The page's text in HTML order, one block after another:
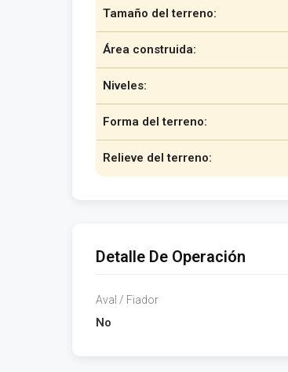
Tamaño del terreno:
Área construida:
Niveles:
Forma del terreno:
Relieve del terreno:
Detalle De Operación
Aval / Fiador
No